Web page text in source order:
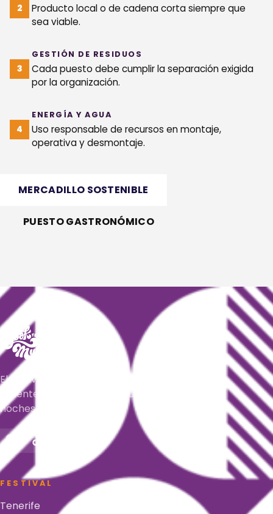
Producto local o de cadena corta siempre que
sea viable.
GESTIÓN DE RESIDUOS
Cada puesto debe cumplir la separación exigida
por la organización.
ENERGÍA Y AGUA
Uso responsable de recursos en montaje,
operativa y desmontaje.
MERCADILLO SOSTENIBLE
PUESTO GASTRONÓMICO
El festival latino, urbano y tropical más
caliente del verano. Tres ciudades, cinco
noches, un mismo verano.
FESTIVAL
Tenerife